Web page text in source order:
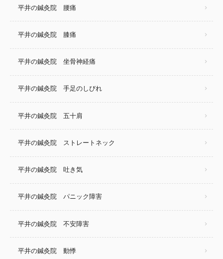
平井の鍼灸院 腰痛
平井の鍼灸院 膝痛
平井の鍼灸院 坐骨神経痛
平井の鍼灸院 手足のしびれ
平井の鍼灸院 五十肩
平井の鍼灸院 ストレートネック
平井の鍼灸院 吐き気
平井の鍼灸院 パニック障害
平井の鍼灸院 不安障害
平井の鍼灸院 動悸